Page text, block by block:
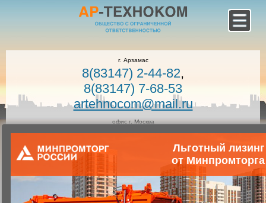
г. Арзамас
8(83147) 2-44-82,
8(83147) 7-68-53
artehnocom@mail.ru
офис г. Москва
8-800-100-7400
Звонок по России бесплатный!
Заказать звонок
Главная
Каталог коммунальной техники
Льготный лизинг
от Минпромторга